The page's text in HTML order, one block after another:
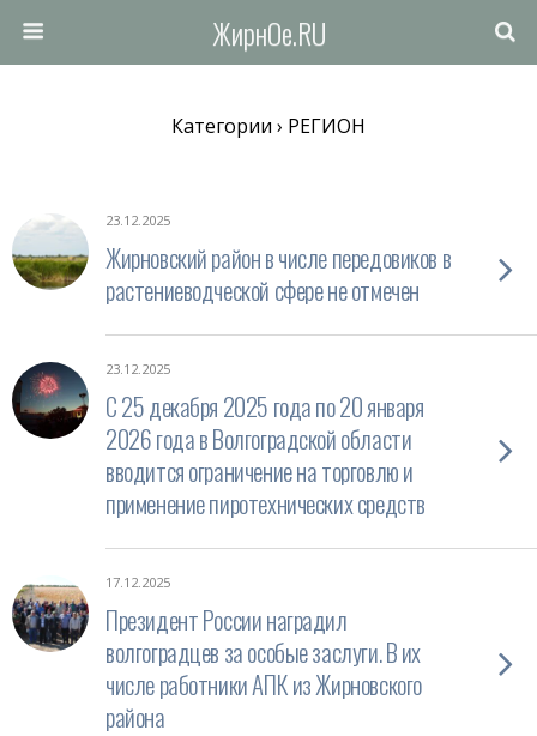
ЖирнОе.RU
Категории › РЕГИОН
23.12.2025
Жирновский район в числе передовиков в
растениеводческой сфере не отмечен
23.12.2025
C 25 декабря 2025 года по 20 января
2026 года в Волгоградской области
вводится ограничение на торговлю и
применение пиротехнических средств
17.12.2025
Президент России наградил
волгоградцев за особые заслуги. В их
числе работники АПК из Жирновского
района